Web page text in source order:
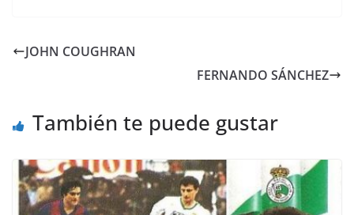
JOHN COUGHRAN
FERNANDO SÁNCHEZ
También te puede gustar